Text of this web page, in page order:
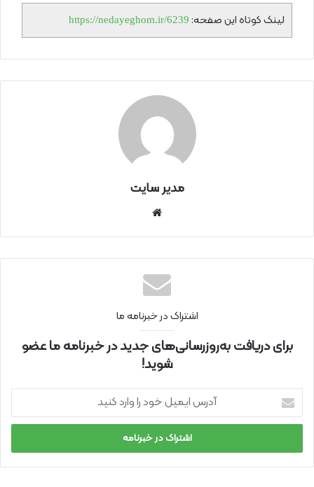
لینک کوتاه این صفحه: https://nedayeghom.ir/6239
مدیر سایت
نتی
اشتراک در خبرنامه ما
برای دریافت به‌روزرسانی‌های جدید در خبرنامه ما عضو
شوید!
ر
ا
ی